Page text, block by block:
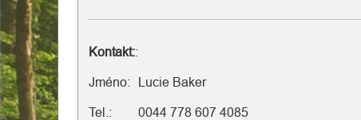
Kontakt::
Jméno: Lucie Baker
Tel.: 0044 778 607 4085